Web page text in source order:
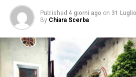
Published 4 giorni ago on 31
By Chiara Scerba